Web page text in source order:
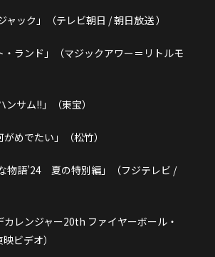
ャック」（テレビ朝日 / 朝日放送 ）
ランド」（マジックアワー＝リトルモ
サム!!」（東宝）
めでたい」（松竹）
物語’24 夏の特別編」（フジテレビ /
レンジャー20th ファイヤーボール・
ビデオ）